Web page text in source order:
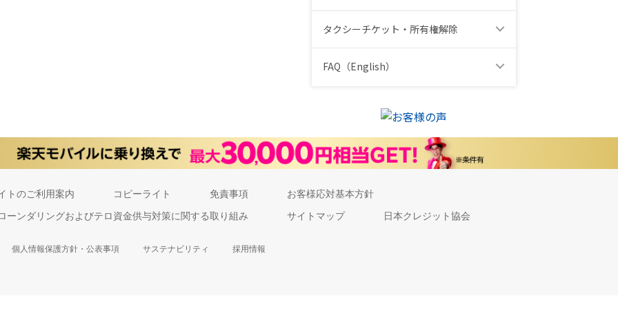
タクシーチケット・所有権解除
FAQ（English）
トのご利用案内 コピーライト 免責事項
お客様応対基本方針
ーンダリングおよびテロ資金供与対策に関する取り組み
サイトマップ 日本クレジット協会
個人情報保護方針・公表事項 サステナビリティ 採用情報